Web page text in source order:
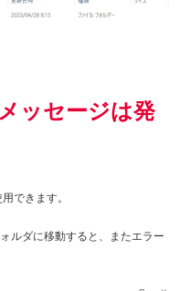
ッセージは発
できます。
ルダに移動すると、またエラー